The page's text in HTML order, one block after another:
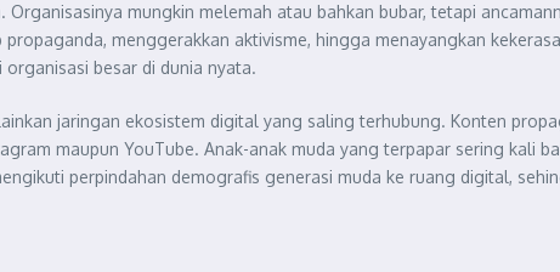
mungkin melemah atau bahkan bubar, tetapi
menggerakkan aktivisme, hingga menayangkan
besar di dunia nyata.
jaringan ekosistem digital yang saling terhubung. Konten
maupun YouTube. Anak-anak muda yang terpapar sering kali
perpindahan demografis generasi muda ke ruang digital,